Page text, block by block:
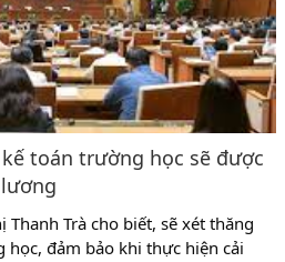
toán trường học sẽ được
Trà cho biết, sẽ xét thăng
đảm bảo khi thực hiện cải